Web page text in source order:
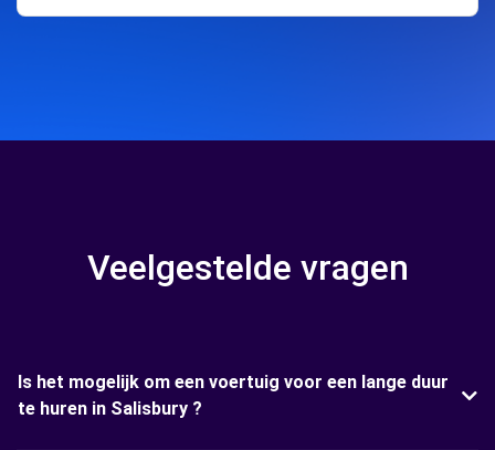
Veelgestelde vragen
Is het mogelijk om een voertuig voor een lange duur
te huren in Salisbury ?